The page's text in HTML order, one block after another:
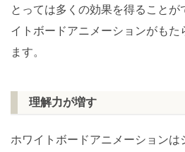
とっては多くの効果を得ることが
イトボードアニメーションがもた
ます。
理解力が増す
ホワイトボードアニメーションは